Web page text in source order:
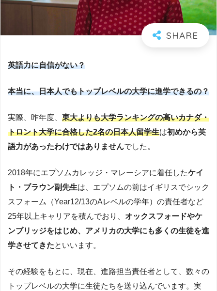
英語力に自信がない？
本当に、日本人でもトップレベルの大学に進学できるの？
実際、昨年度、 東大よりも大学ランキングの高いカナダ・
トロント大学に合格した2名の日本人留学生は初めから英
語力があったわけではありませんでした。
2018年にエプソムカレッジ・マレーシアに着任したケイ
ト・ブラウン副先生は、エプソムの前はイギリスでシック
スフォーム（Year12/13のAレベルの学年）の責任者など
25年以上キャリアを積んでおり、 オックスフォードやケ
ンブリッジをはじめ、アメリカの大学にも多くの生徒を進
学させてきたといいます。
その経験をもとに、現在、進路担当責任者として、数々の
トップレベルの大学に生徒たちを送り込んでいます。実